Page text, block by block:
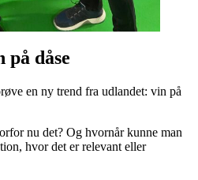
på dåse
en ny trend fra udlandet: vin på
nu det? Og hvornår kunne man
hvor det er relevant eller